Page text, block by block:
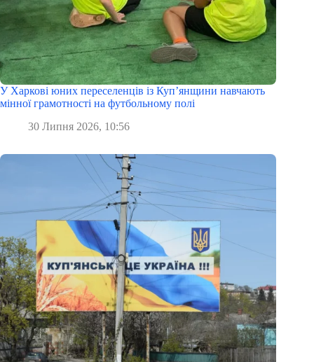
У Харкові юних переселенців із Куп’янщини навчають
мінної грамотності на футбольному полі
30 Липня 2026, 10:56